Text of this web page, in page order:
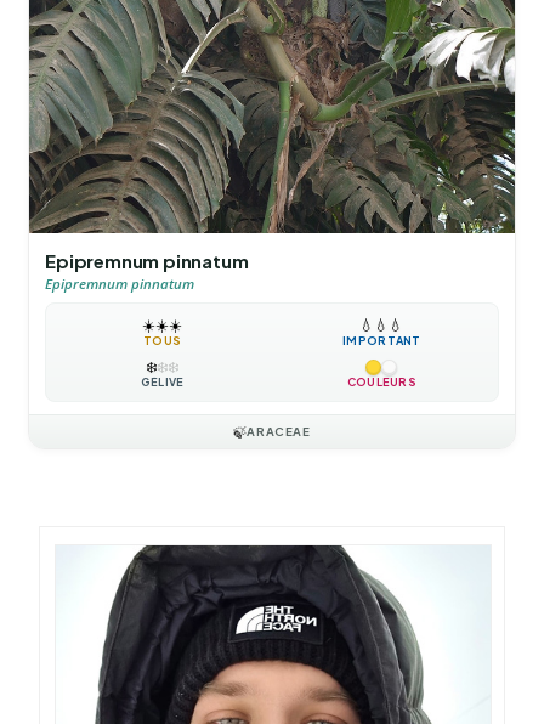
Epipremnum pinnatum
Epipremnum pinnatum
☀️☀️☀️
TOUS
💧 💧 💧
IMPORTANT
❄️❄️❄️
GÉLIVE COULEURS
🍃ARACEAE